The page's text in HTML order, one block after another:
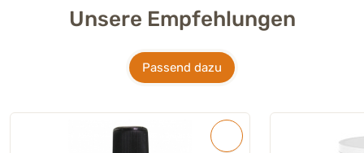
Unsere Empfehlungen
Passend dazu